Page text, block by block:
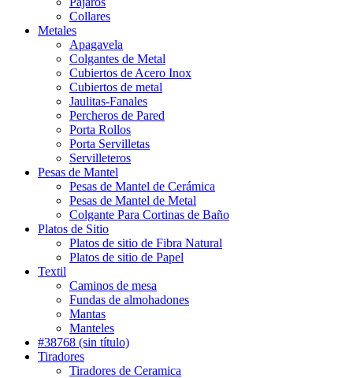
Collares
Metales
Apagavela
Colgantes de Metal
Cubiertos de Acero Inox
Cubiertos de metal
Jaulitas-Fanales
Percheros de Pared
Porta Rollos
Porta Servilletas
Servilleteros
Pesas de Mantel
Pesas de Mantel de Cerámica
Pesas de Mantel de Metal
Colgante Para Cortinas de Baño
Platos de Sitio
Platos de sitio de Fibra Natural
Platos de sitio de Papel
Textil
Caminos de mesa
Fundas de almohadones
Mantas
Manteles
#38768 (sin título)
Tiradores
Tiradores de Ceramica